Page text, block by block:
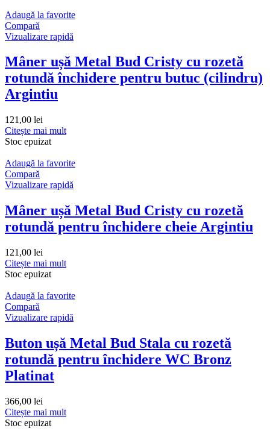
Adaugă la favorite
Compară
Vizualizare rapidă
Mâner ușă Metal Bud Cristy cu rozetă
rotundă închidere pentru butuc (cilindru)
Argintiu
121,00 lei
Citește mai mult
Stoc epuizat
Adaugă la favorite
Compară
Vizualizare rapidă
Mâner ușă Metal Bud Cristy cu rozetă
rotundă pentru închidere cheie Argintiu
121,00 lei
Citește mai mult
Stoc epuizat
Adaugă la favorite
Compară
Vizualizare rapidă
Buton ușă Metal Bud Stala cu rozetă
rotundă pentru închidere WC Bronz
Platinat
366,00 lei
Citește mai mult
Stoc epuizat